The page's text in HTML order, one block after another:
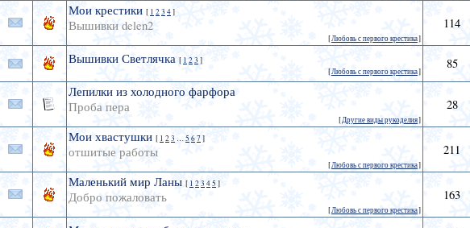
Мои крестики [ 1 23 4]
Вышивки delen2
[Любовь с первого крестика]
114
Вышивки Светлячка [ 1 2 3 ]
[Любовь с первого крестика]
85
Лепилки из холодного фарфора
Проба пера
[Другие виды рукоделия]
28
Мои хвастушки [ 1 23 …5 67]
отшитые работы
[Любовь с первого крестика]
211
Маленький мир Ланы [ 1 23 45 ]
Добро пожаловать
[Любовь с первого крестика]
163